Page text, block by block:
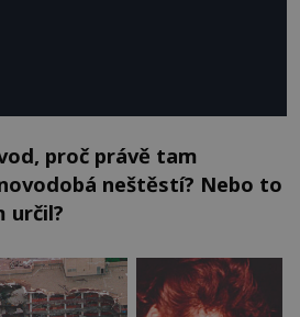
proč právě tam
neštěstí? Nebo to
určil?